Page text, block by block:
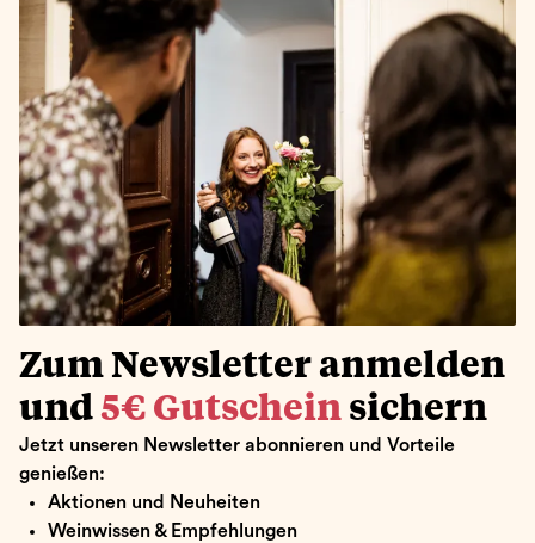
Zum Newsletter anmelden
und 5€ Gutschein sichern
Jetzt unseren Newsletter abonnieren und Vorteile
genießen:
Aktionen und Neuheiten
Weinwissen & Empfehlungen